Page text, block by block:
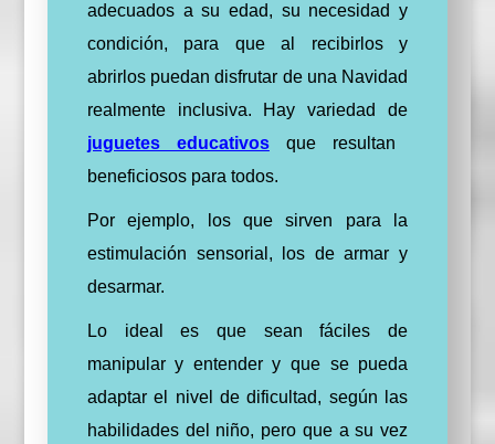
adecuados a su edad, su necesidad y
condición, para que al recibirlos y
abrirlos puedan disfrutar de una Navidad
realmente inclusiva. Hay variedad de
juguetes educativosque resultan
beneficiosos para todos.
Por ejemplo, los que sirven para la
estimulación sensorial, los de armar y
desarmar.
Lo ideal es que sean fáciles de
manipular y entender y que se pueda
adaptar el nivel de dificultad, según las
habilidades del niño, pero que a su vez